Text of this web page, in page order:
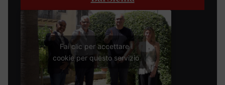
Fai clic per accettare i
cookie per questo servizio